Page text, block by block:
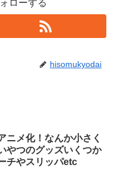
ローする
hisomukyodai
ニメ化！なんか小さく
やつのグッズいくつか
チやスリッパetc